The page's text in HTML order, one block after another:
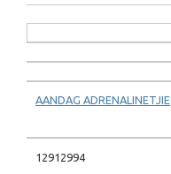
AANDAG ADRENALINETJIE
12912994